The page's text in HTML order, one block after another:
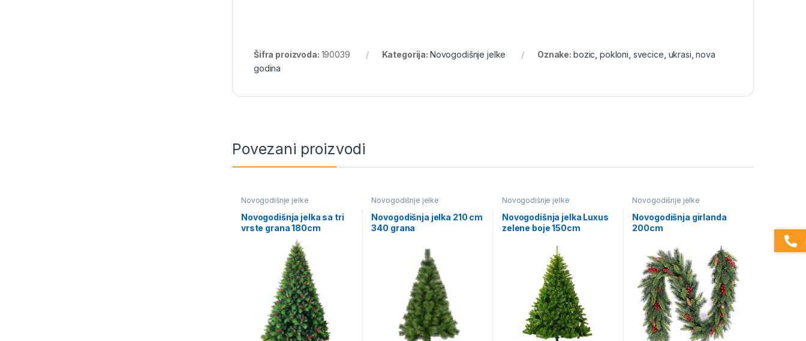
Šifra proizvoda: 190039 Kategorija: Novogodišnje jelke Oznake: bozic pokloni svecice ukrasi ,nova
godina
Povezani proizvodi
Novogodišnje jelke
Novogodišnja jelka sa tri
vrste grana 180cm
Novogodišnje jelke
Novogodišnja jelka 210 cm
340 grana
Novogodišnje jelke
Novogodišnja jelka Luxus
zelene boje 150cm
Novogodišnje jelke
Novogodišnja girlanda
200cm